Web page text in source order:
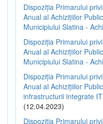
Dispoziția Primarului
Anual al Achizițiilor
Municipiului Slatina -
Dispoziția Primarului
Anual al Achizițiilor
Municipiului Slatina -
Dispoziția Primarului
Anual al Achizițiilor
infrastructurii integrate
(12.04.2023)
Dispoziția Primarului